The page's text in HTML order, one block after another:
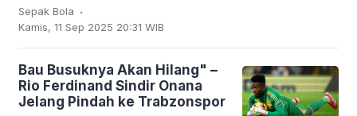
mampu finis sebagai runner-up Grup J
dengan empat
Sepak Bola .
Kamis, 11 Sep 2025 20:31 WIB
Bau Busuknya Akan Hilang" –
Rio Ferdinand Sindir Onana
Jelang Pindah ke Trabzonspor